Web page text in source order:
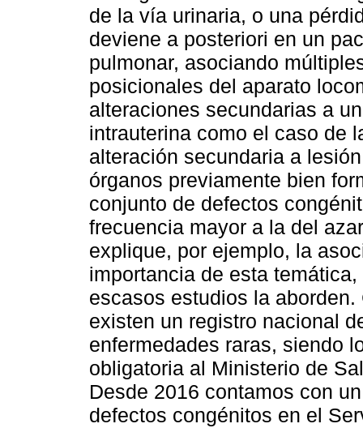
de la vía urinaria, o una
deviene a posteriori en un
pulmonar, asociando
posicionales del aparato
alteraciones secundarias a
intrauterina como el caso de
alteración secundaria a
órganos previamente bien
conjunto de defectos
frecuencia mayor a la del
explique, por ejemplo, la
importancia de esta
escasos estudios la
existen un registro nacional
enfermedades raras, siendo
obligatoria al Ministerio de
Desde 2016 contamos con
defectos congénitos en el